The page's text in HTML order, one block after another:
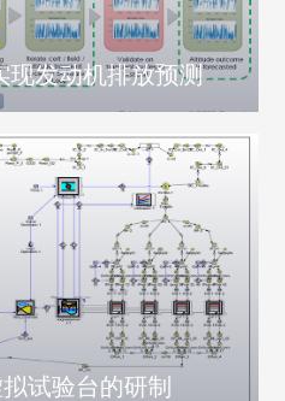
现发动机排放预测
试验台的研制